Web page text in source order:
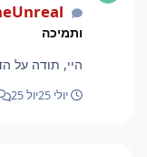
ותמיכה
היי, תודה על
יולי 25 יול 25